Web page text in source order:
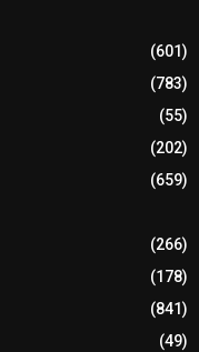
(601)
(783)
(55)
(202)
(659)
(266)
(178)
(841)
(49)